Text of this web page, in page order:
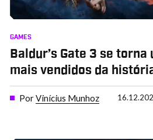
GAMES
Baldur’s Gate 3 se torna
mais vendidos da
PorVinícius Munhoz